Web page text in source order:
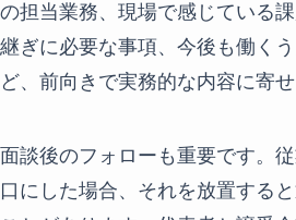
の担当業務、現場で感じている
継ぎに必要な事項、今後も働く
ど、前向きで実務的な内容に寄
面談後のフォローも重要です。
口にした場合、それを放置する